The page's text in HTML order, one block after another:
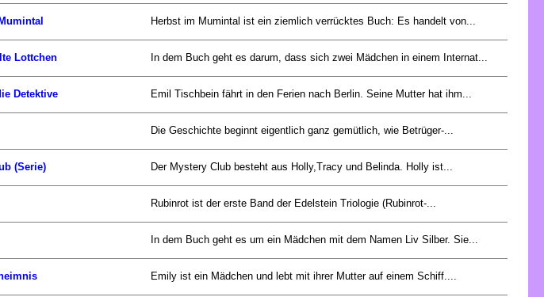
Herbst im Mumintal ist ein ziemlich verrücktes Buch: Es handelt von...
Lottchen In dem Buch geht es darum, dass sich zwei Mädchen in einem Internat...
Detektive Emil Tischbein fährt in den Ferien nach Berlin. Seine Mutter hat ihm...
Die Geschichte beginnt eigentlich ganz gemütlich, wie Betrüger-...
(Serie) Der Mystery Club besteht aus Holly,Tracy und Belinda. Holly ist...
Rubinrot ist der erste Band der Edelstein Triologie (Rubinrot-...
In dem Buch geht es um ein Mädchen mit dem Namen Liv Silber. Sie...
Emily ist ein Mädchen und lebt mit ihrer Mutter auf einem Schiff....